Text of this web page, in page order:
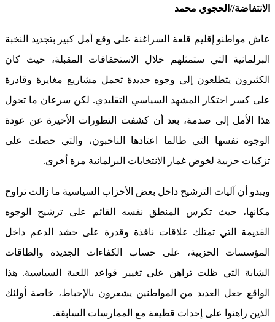
الانتفاضة//الحجوي محمد
عاش مواطنو إقليم قلعة السراغنة على وقع أمل كبير بتجديد النخبة
البرلمانية التي ستمثلهم خلال الاستحقاقات المقبلة، حيث كان
الكثيرون يتطلعون إلى وجوه جديدة تحمل مشاريع مغايرة وقادرة
على كسر احتكار المشهد السياسي التقليدي. لكن سرعان ما تحول
هذا الأمل إلى صدمة، بعد أن كشفت التطورات الأخيرة عن عودة
الوجوه نفسها التي طالما اعتادها الناخبون، والتي حصلت على
تزكيات حزبية لخوض غمار الانتخابات البرلمانية مرة أخرى.
ويبدو أن آليات الترشيح داخل بعض الأحزاب السياسية ما زالت تراوح
مكانها، حيث تكرس المنطق نفسه القائم على ترشيح الوجوه
القديمة التي تمتلك علاقات نافذة وقدرة على حشد الدعم داخل
المؤسسات الحزبية، على حساب الكفاءات الجديدة والطاقات
الشابة التي ظلت تراهن على تغيير قواعد اللعبة السياسية. هذا
الواقع جعل العديد من المواطنين يشعرون بالإحباط، خاصة أولئك
الذين راهنوا على إحداث قطيعة مع الممارسات السابقة.